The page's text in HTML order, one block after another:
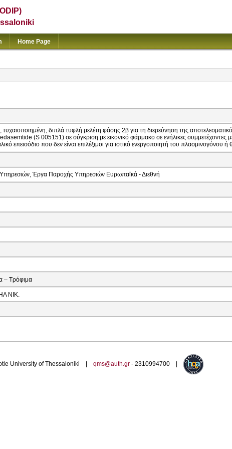
Home Page
τυχαιοποιημένη, διπλά τυφλή μελέτη φάσης 2β για τη διερεύνηση της
(S 005151) σε σύγκριση με εικονικό φάρμακο σε ενήλικες συμμετέχοντες
επεισόδιο που δεν είναι επιλέξιμοι για ιστικό ενεργοποιητή του πλασμινογόνου
Έργα Παροχής Υπηρεσιών Ευρωπαϊκά - Διεθνή
– Τρόφιμα
ΝΙΚ.
University of Thessaloniki | qms@auth.gr- 2310994700 |